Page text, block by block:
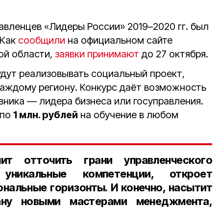
«Лидеры России» 2019–2020 гг. был
сообщили на официальном сайте
области, заявки принимают до 27 октября.
реализовывать социальный проект,
региону. Конкурс даёт возможность
— лидера бизнеса или госуправления.
1 млн. рублей на обучение в любом
отточить грани управленческого
компетенции, откроет
горизонты. И конечно, насытит
новыми мастерами менеджмента,